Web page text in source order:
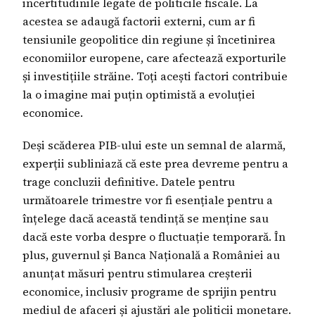
acestea se adaugă factorii externi, cum ar fi
tensiunile geopolitice din regiune și încetinirea
economiilor europene, care afectează exporturile
și investițiile străine. Toți acești factori contribuie
la o imagine mai puțin optimistă a evoluției
economice.
Deși scăderea PIB-ului este un semnal de alarmă,
experții subliniază că este prea devreme pentru a
trage concluzii definitive. Datele pentru
următoarele trimestre vor fi esențiale pentru a
înțelege dacă această tendință se menține sau
dacă este vorba despre o fluctuație temporară. În
plus, guvernul și Banca Națională a României au
anunțat măsuri pentru stimularea creșterii
economice, inclusiv programe de sprijin pentru
mediul de afaceri și ajustări ale politicii monetare.